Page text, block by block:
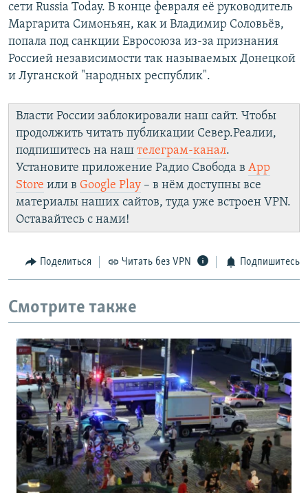
сети Russia Today. В конце февраля её руководитель
Маргарита Симоньян, как и Владимир Соловьёв,
попала под санкции Евросоюза из-за признания
Россией независимости так называемых Донецкой
и Луганской "народных республик".
Власти России заблокировали наш сайт. Чтобы
продолжить читать публикации Север.Реалии,
подпишитесь на наш телеграм-канал.
Установите приложение Радио Свобода в App
Store или в Google Play – в нём доступны все
материалы наших сайтов, туда уже встроен VPN.
Оставайтесь с нами!
Поделиться Читать без VPN Подпишитесь
Смотрите также